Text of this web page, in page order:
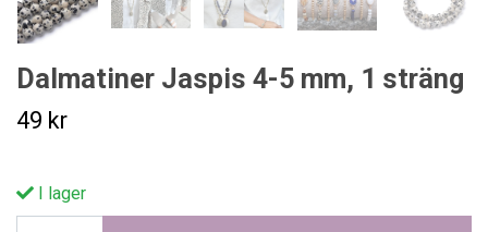
Dalmatiner Jaspis 4-5 mm, 1 sträng
49 kr
I lager